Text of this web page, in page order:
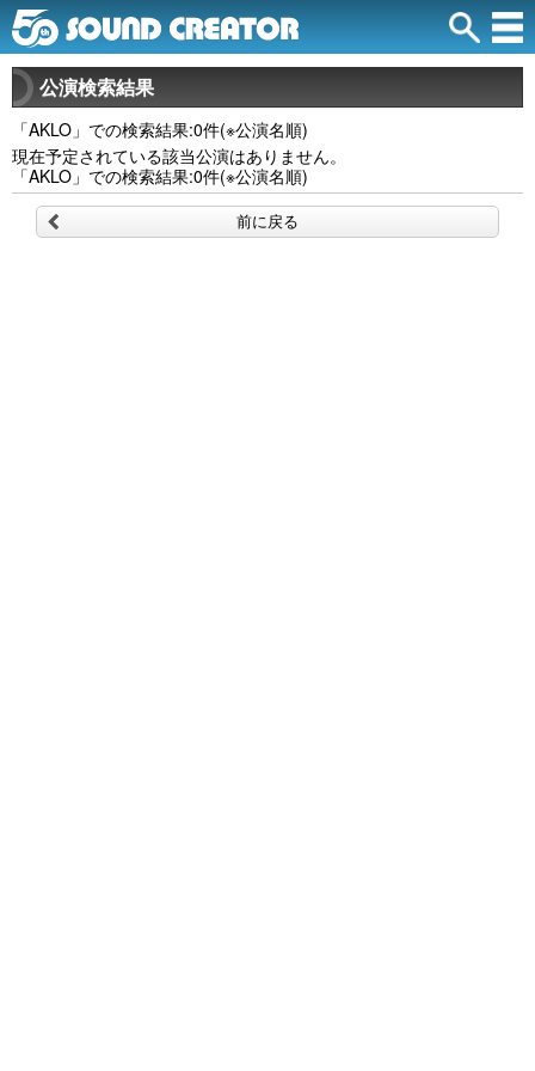
公演検索結果
「AKLO」での検索結果:0件(※公演名順)
現在予定されている該当公演はありません。
「AKLO」での検索結果:0件(※公演名順)
前に戻る